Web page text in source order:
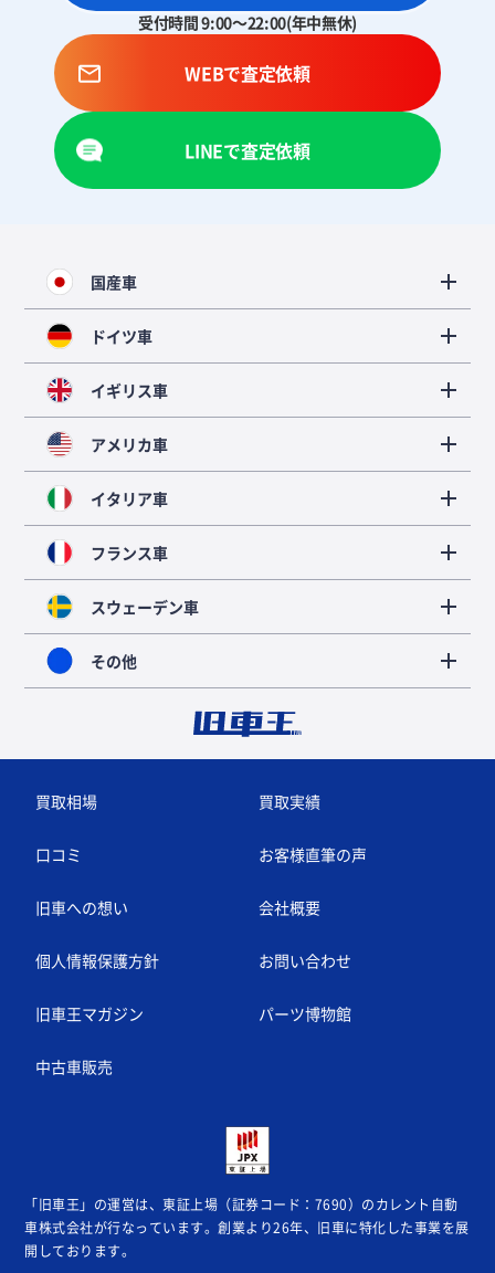
受付時間 9:00～22:00(年中無休)
WEBで査定依頼
LINEで査定依頼
国産車
ドイツ車
イギリス車
アメリカ車
イタリア車
フランス車
スウェーデン車
その他
買取相場 買取実績
口コミ お客様直筆の声
旧車への想い 会社概要
個人情報保護方針 お問い合わせ
旧車王マガジン パーツ博物館
中古車販売
「旧車王」の運営は、東証上場（証券コード：7690）のカレント自動
車株式会社が行なっています。創業より26年、旧車に特化した事業を展
開しております。